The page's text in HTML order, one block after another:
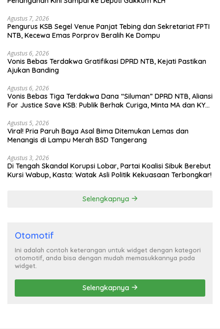
Agustus 7, 2026
Pengurus KSB Segel Venue Panjat Tebing dan Sekretariat FPTI
NTB, Kecewa Emas Porprov Beralih Ke Dompu
Agustus 6, 2026
Vonis Bebas Terdakwa Gratifikasi DPRD NTB, Kejati Pastikan
Ajukan Banding
Agustus 6, 2026
Vonis Bebas Tiga Terdakwa Dana “Siluman” DPRD NTB, Aliansi
For Justice Save KSB: Publik Berhak Curiga, Minta MA dan KY
Agustus 5, 2026
Viral! Pria Paruh Baya Asal Bima Ditemukan Lemas dan
Menangis di Lampu Merah BSD Tangerang
Agustus 3, 2026
Di Tengah Skandal Korupsi Lobar, Partai Koalisi Sibuk Berebut
Kursi Wabup, Kasta: Watak Asli Politik Kekuasaan Terbongkar!
Selengkapnya
Otomotif
Ini adalah contoh keterangan untuk widget dengan kategori
otomotif, anda bisa dengan mudah memasukkannya pada
widget.
Selengkapnya